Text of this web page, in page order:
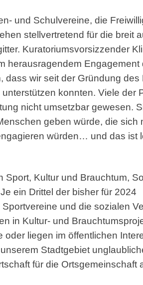
und Schulvereine, die
stellvertretend für die breit
Kuratoriumsvorsizzender
herausragendem Engagement
dass wir seit der Gründung des
konnten. Viele der
nicht umsetzbar gewesen.
geben würde, die sich
würden… und das ist
Kultur und Brauchtum,
ein Drittel der bisher für 2024
und die sozialen
in Kultur- und
liegen im öffentlichen
Stadtgebiet
für die Ortsgemeinschaft